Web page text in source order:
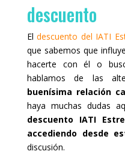
descuento
Eldescuento del IATI
que sabemos que
hacerte con él o
hablamos de las
buenísima relación
haya muchas dudas
descuento IATI
accediendo desde
discusión.